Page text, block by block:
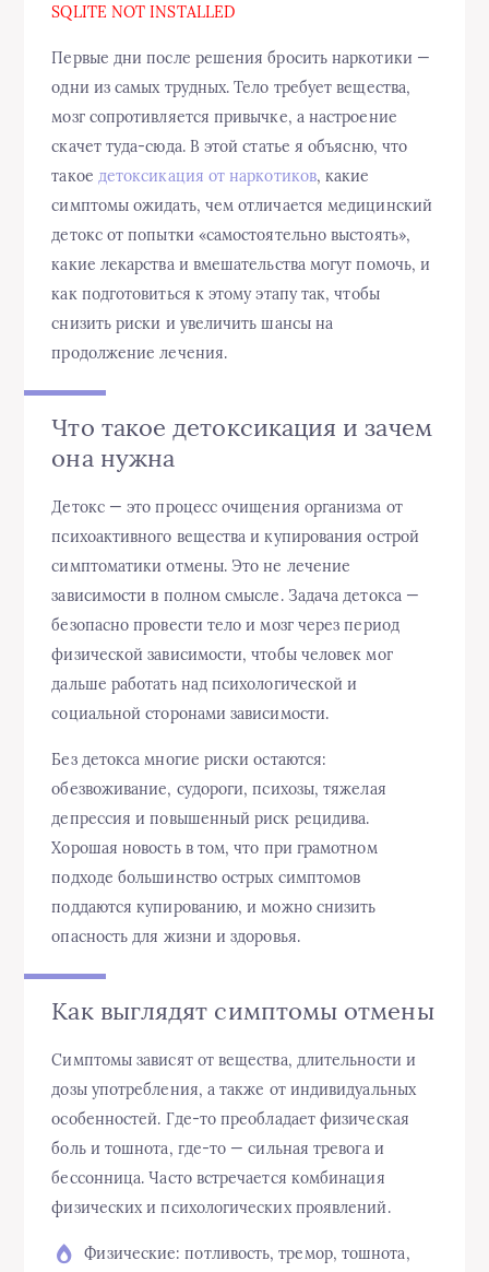
SQLITE NOT INSTALLED
Первые дни после решения бросить наркотики —
одни из самых трудных. Тело требует вещества,
мозг сопротивляется привычке, а настроение
скачет туда-сюда. В этой статье я объясню, что
такое детоксикация от наркотиков, какие
симптомы ожидать, чем отличается медицинский
детокс от попытки «самостоятельно выстоять»,
какие лекарства и вмешательства могут помочь, и
как подготовиться к этому этапу так, чтобы
снизить риски и увеличить шансы на
продолжение лечения.
Что такое детоксикация и зачем
она нужна
Детокс — это процесс очищения организма от
психоактивного вещества и купирования острой
симптоматики отмены. Это не лечение
зависимости в полном смысле. Задача детокса —
безопасно провести тело и мозг через период
физической зависимости, чтобы человек мог
дальше работать над психологической и
социальной сторонами зависимости.
Без детокса многие риски остаются:
обезвоживание, судороги, психозы, тяжелая
депрессия и повышенный риск рецидива.
Хорошая новость в том, что при грамотном
подходе большинство острых симптомов
поддаются купированию, и можно снизить
опасность для жизни и здоровья.
Как выглядят симптомы отмены
Симптомы зависят от вещества, длительности и
дозы употребления, а также от индивидуальных
особенностей. Где-то преобладает физическая
боль и тошнота, где-то — сильная тревога и
бессонница. Часто встречается комбинация
физических и психологических проявлений.
Физические: потливость, тремор, тошнота,